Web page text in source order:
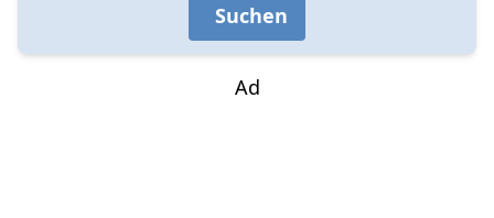
Suchen
Ad